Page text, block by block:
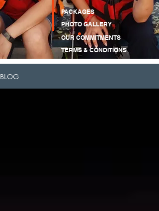
PACKAGES
PHOTO GALLERY
OUR COMMITMENTS
TERMS & CONDITIONS
CONTACT
BLOG